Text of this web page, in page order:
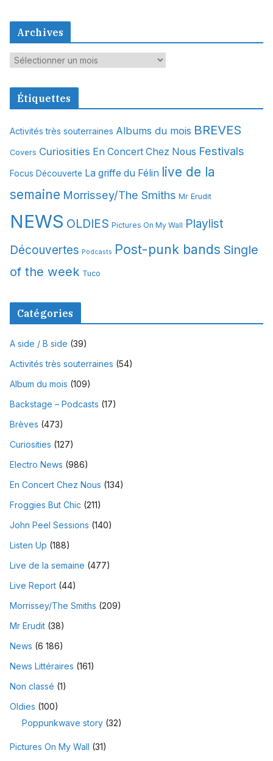
Archives
A
c
v
e
Étiquettes
Activités très souterraines Albums du mois BREVES
Covers Curiosities En Concert Chez Nous Festivals
Focus Découverte La griffe du Félin live de la
semaine Morrissey/The Smiths Mr Erudit
NEWS OLDIES Pictures On My Wall Playlist
Découvertes Podcasts Post-punk bands Single
of the week Tuco
Catégories
A side / B side (39)
Activités très souterraines (54)
Album du mois (109)
Backstage – Podcasts (17)
Brèves (473)
Curiosities (127)
Electro News (986)
En Concert Chez Nous (134)
Froggies But Chic (211)
John Peel Sessions (140)
Listen Up (188)
Live de la semaine (477)
Live Report (44)
Morrissey/The Smiths (209)
Mr Erudit (38)
News (6 186)
News Littéraires (161)
Non classé (1)
Oldies (100)
Poppunkwave story (32)
Pictures On My Wall (31)